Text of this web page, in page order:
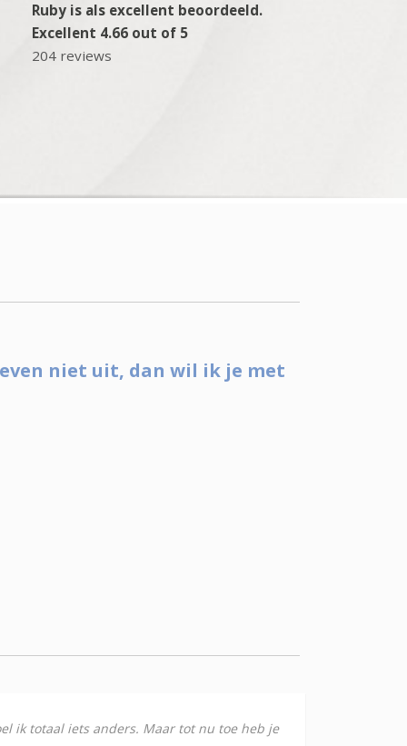
Ruby is als excellent beoordeeld.
Excellent 4.66 out of 5
204 reviews
niet uit, dan wil ik je met
ik totaal iets anders. Maar tot nu toe heb je